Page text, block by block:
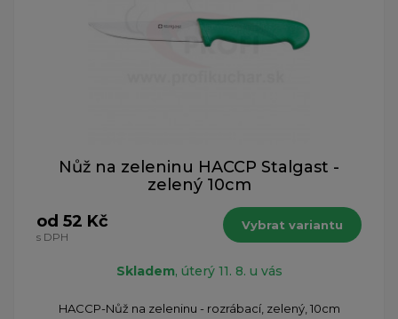
Nůž na zeleninu HACCP Stalgast -
zelený 10cm
od 52 Kč
s DPH
Vybrat variantu
Skladem, úterý 11. 8. u vás
HACCP-Nůž na zeleninu - rozrábací, zelený, 10cm